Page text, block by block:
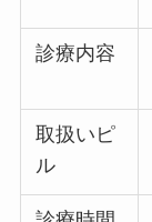
診療内容
取扱いピ
ル